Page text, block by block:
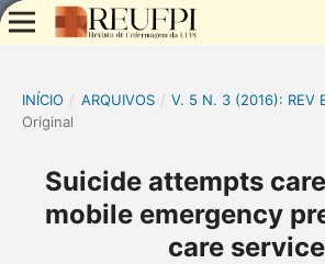
INÍCIO / ARQUIVOS / V. 5 N. 3 (2016): REV
Original
Suicide attempts
mobile emergency
care service